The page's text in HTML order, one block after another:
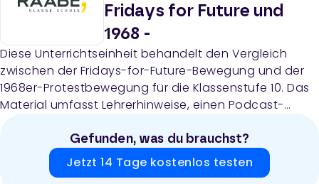
Fridays for Future und
1968 -
Diese Unterrichtseinheit behandelt den Vergleich
zwischen der Fridays-for-Future-Bewegung und der
1968er-Protestbewegung für die Klassenstufe 10. Das
Material umfasst Lehrerhinweise, einen Podcast-
Informationstexte zum Pariser Klima-Abkommen und
zum Klimaschutzprogramm 2030 der Bundesregierung
sowie Diskussionsmaterialien für eine Pro-und-Kontra-
Gefunden, was du brauchst?
Jetzt 14 Tage kostenlos testen